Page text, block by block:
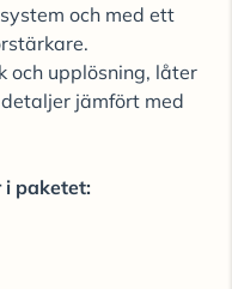
och med ett
och upplösning, låter
jämfört med
i paketet: